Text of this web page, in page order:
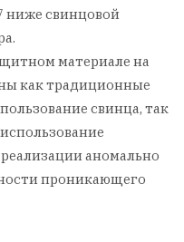
ниже свинцовой
материале на
как традиционные
свинца, так
аномально
проникающего